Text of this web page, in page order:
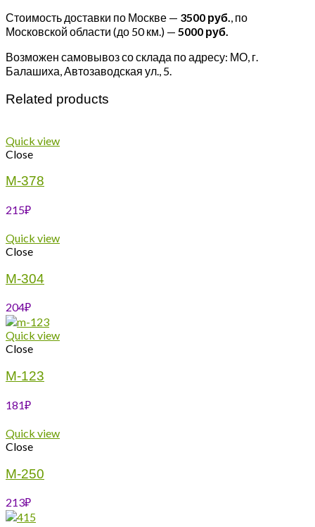
Стоимость доставки по Москве — 3500 руб., по
Московской области (до 50 км.) — 5000 руб.
Возможен самовывоз со склада по адресу: МО, г.
Балашиха, Автозаводская ул., 5.
Related products
Quick view
Close
М-378
215₽
Quick view
Close
М-304
204₽
Quick view
Close
М-123
181₽
Quick view
Close
М-250
213₽